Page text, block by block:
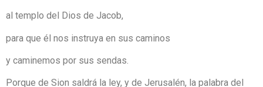
al templo del Dios de Jacob,
para que él nos instruya en sus caminos
y caminemos por sus sendas.
Porque de Sion saldrá la ley, y de Jerusalén, la palabra del